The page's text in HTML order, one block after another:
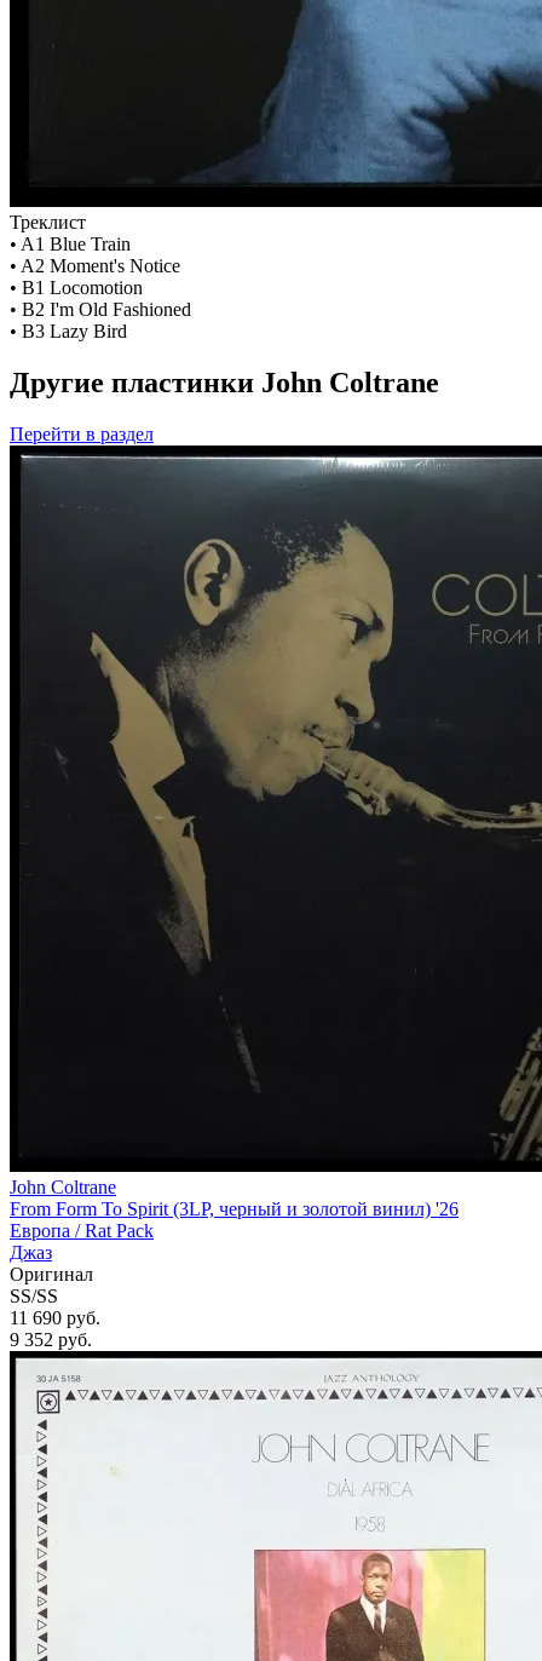
Треклист
• A1 Blue Train
• A2 Moment's Notice
• B1 Locomotion
• B2 I'm Old Fashioned
• B3 Lazy Bird
Другие пластинки John Coltrane
Перейти в раздел
John Coltrane
From Form To Spirit (3LP, черный и золотой винил) '26
Европа /Rat Pack
Джаз
Оригинал
SS/SS
11 690 руб.
9 352 руб.